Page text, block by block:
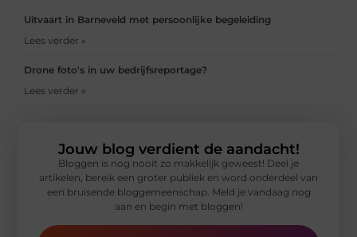
Uitvaart in Barneveld met persoonlijke begeleiding
Lees verder »
Drone foto's in uw bedrijfsreportage?
Lees verder »
Jouw blog verdient de aandacht!
Bloggen is nog nooit zo makkelijk geweest! Deel je
artikelen, bereik een groter publiek en word onderdeel van
een bruisende bloggemeenschap. Meld je vandaag nog
aan en begin met bloggen!